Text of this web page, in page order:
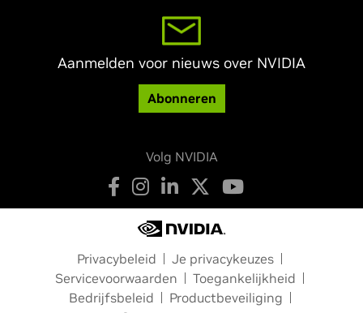
Aanmelden voor nieuws over NVIDIA
Abonneren
Volg NVIDIA
Privacybeleid
Je privacykeuzes
Servicevoorwaarden
Toegankelijkheid
Bedrijfsbeleid
Productbeveiliging